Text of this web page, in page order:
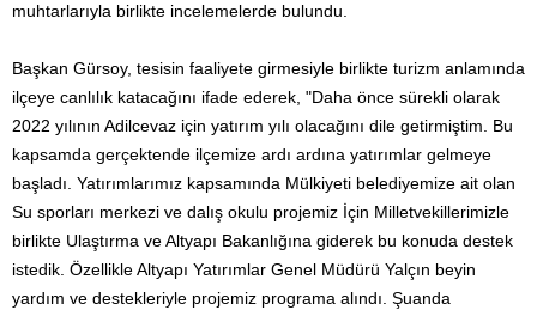
muhtarlarıyla birlikte incelemelerde bulundu.
Başkan Gürsoy, tesisin faaliyete girmesiyle birlikte turizm anlamında
ilçeye canlılık katacağını ifade ederek, "Daha önce sürekli olarak
2022 yılının Adilcevaz için yatırım yılı olacağını dile getirmiştim. Bu
kapsamda gerçektende ilçemize ardı ardına yatırımlar gelmeye
başladı. Yatırımlarımız kapsamında Mülkiyeti belediyemize ait olan
Su sporları merkezi ve dalış okulu projemiz İçin Milletvekillerimizle
birlikte Ulaştırma ve Altyapı Bakanlığına giderek bu konuda destek
istedik. Özellikle Altyapı Yatırımlar Genel Müdürü Yalçın beyin
yardım ve destekleriyle projemiz programa alındı. Şuanda